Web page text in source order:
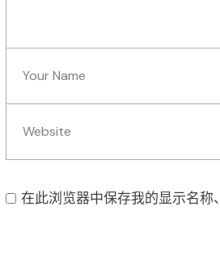
在此浏览器中保存我的显示名